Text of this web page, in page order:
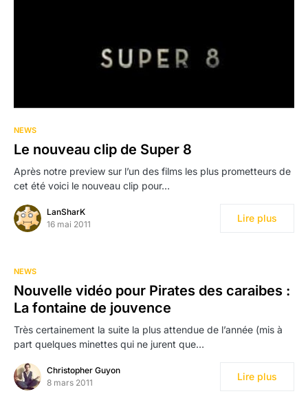
NEWS
Le nouveau clip de Super 8
Après notre preview sur l’un des films les plus prometteurs de
cet été voici le nouveau clip pour…
LanSharK
16 mai 2011
Lire plus
NEWS
Nouvelle vidéo pour Pirates des caraibes :
La fontaine de jouvence
Très certainement la suite la plus attendue de l’année (mis à
part quelques minettes qui ne jurent que…
Christopher Guyon
8 mars 2011
Lire plus